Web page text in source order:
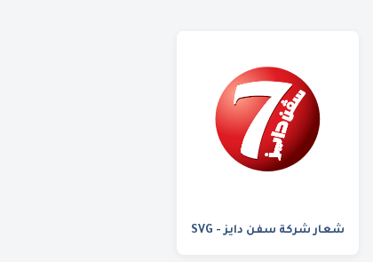
شعار شركة سفن دايز - SVG